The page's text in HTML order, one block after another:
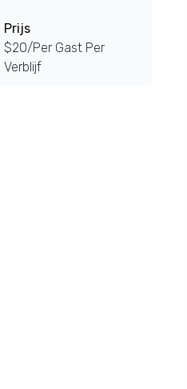
Prijs
$20/Per Gast Per
Verblijf